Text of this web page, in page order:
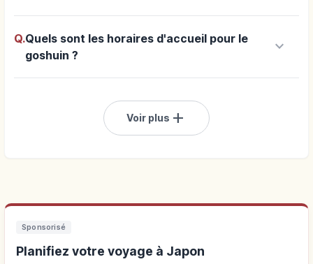
Q.Quels sont les horaires d'accueil pour le
goshuin ?
keyboard_arrow_down
Voir plus add
Sponsorisé
Planifiez votre voyage à Japon